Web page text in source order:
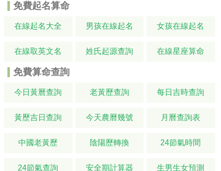
免費起名算命
在線起名大全 男孩在線起名 女孩在線起名
在線取英文名 姓氏起源查詢 在線星座算命
免費算命查詢
今日黃曆查詢 老黃歷查詢 每日吉時查詢
黃歷吉日查詢 今天農曆幾號 月曆查詢表
中國老黃歷 陰陽歷轉換 24節氣時間
24節氣查詢 安全期計算器 生男生女預測